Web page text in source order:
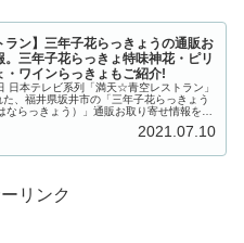
ラン】三年子花らっきょうの通販お
。三年子花らっきょ特味神花・ピリ
・ワインらっきょもご紹介!
日本テレビ系列「満天☆青空レストラン」
、福井県坂井市の「三年子花らっきょう
ならっきょう）」通販お取り寄せ情報をご
2021.07.10
リンク